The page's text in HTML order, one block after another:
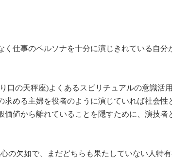
仕事のペルソナを十分に演じきれている自分
の天秤座)よくあるスピリチュアルの意識活
める主婦を役者のように演じていれば社会性
値から離れていることを隠すために、演技
の欠如で、まだどちらも果たしていない人特